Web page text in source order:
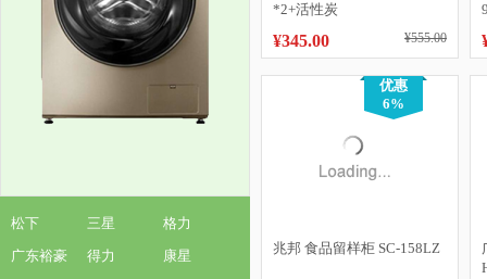
松下 三星
格力
广东裕豪
得力
康星
*2+活性炭
¥345.00 ¥555.00
优惠
6%
兆邦 食品留样柜 SC-158LZ